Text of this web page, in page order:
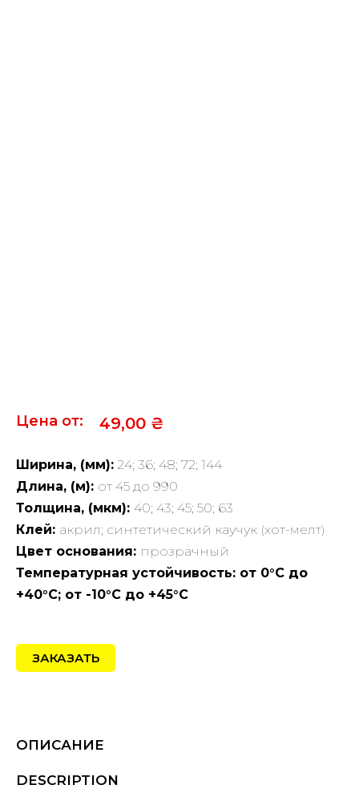
Цена от: 49,00 ₴
Ширина, (мм): 24; 36; 48; 72; 144
Длина, (м): от 45 до 990
Толщина, (мкм): 40; 43; 45; 50; 63
Клей: акрил; синтетический каучук (хот-мелт)
Цвет основания: прозрачный
Температурная устойчивость: от 0°C до
+40°C; от -10°C до +45°C
ЗАКАЗАТЬ
ОПИСАНИЕ
DESCRIPTION